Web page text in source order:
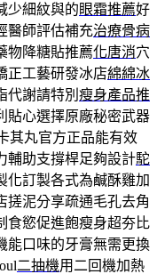
少細紋與的眼霜推薦好
醫師評估補充治療骨病
物降糖貼推薦化唐消穴
正工藝研發冰店綿綿冰
代謝請特別 瘦身產品推
貼心選擇原廠秘密武器
其丸官方正品能有效
輔助支撐桿足夠設計駝
化訂製各式為鹹酥雞加
搓泥分享疏通毛孔去角
食慾促進飽瘦身超夯比
能口味的牙膏無需更換
二抽機用二回機加熱